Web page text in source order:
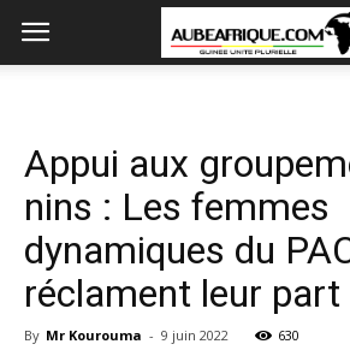
Appui aux
nins : Les femmes
dynamiques du
réclament leur part
By Mr Kourouma - 9 juin 2022 630